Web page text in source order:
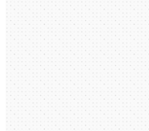
Shopifyへの
（GTM）導入設
一元管理する方法
Shopifyへの
（GTM）導入設
一元管理する方法